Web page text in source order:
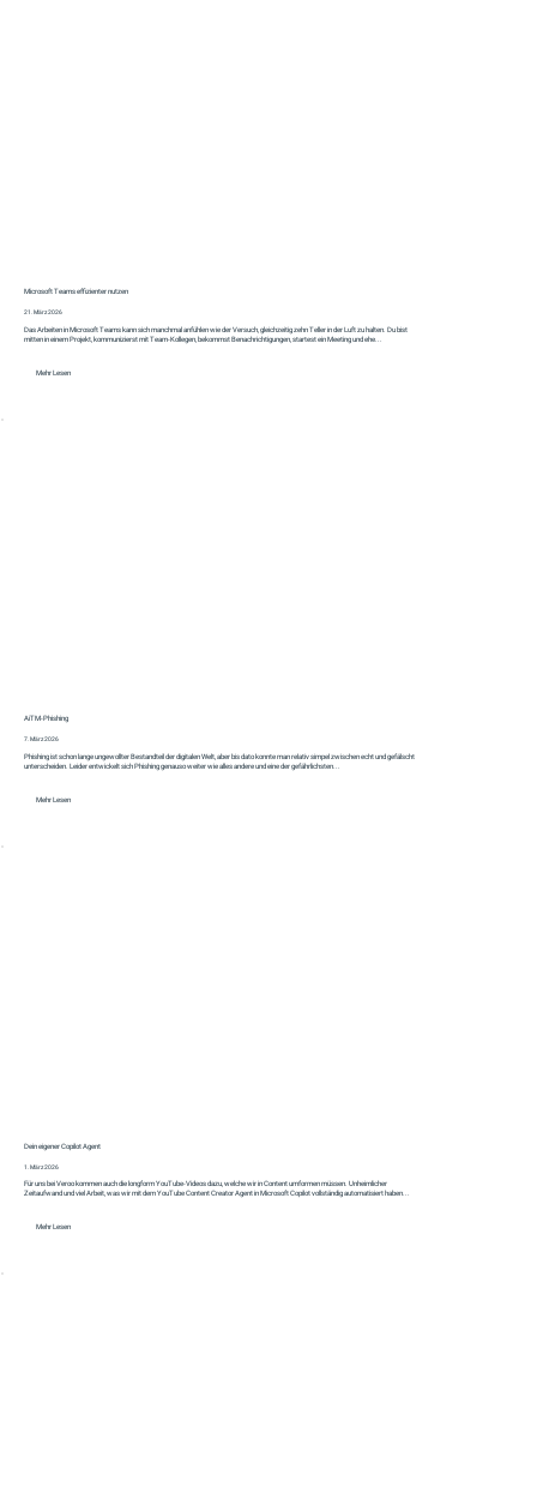
Microsoft Teams effizienter nutzen
21. März 2026
Das Arbeiten in Microsoft Teams kann sich manchmal anfühlen wie der Versuch, gleichzeitig zehn Teller in der Luft zu halten. Du bist
mitten in einem Projekt, kommunizierst mit Team-Kollegen, bekommst Benachrichtigungen, startest ein Meeting und ehe...
Mehr Lesen
AiTM‑Phishing
7. März 2026
Phishing ist schon lange ungewollter Bestandteil der digitalen Welt, aber bis dato konnte man relativ simpel zwischen echt und gefälscht
unterscheiden. Leider entwickelt sich Phishing genauso weiter wie alles andere und eine der gefährlichsten...
Mehr Lesen
Dein eigener Copilot Agent
1. März 2026
Für uns bei Veroo kommen auch die longform YouTube-Videos dazu, welche wir in Content umformen müssen. Unheimlicher
Zeitaufwand und viel Arbeit, was wir mit dem YouTube Content Creator Agent in Microsoft Copilot vollständig automatisiert haben...
Mehr Lesen